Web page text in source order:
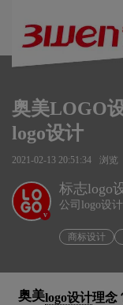
奥美LOGO
logo设计
2021-02-13 20:51:34 浏览
v
标志logo
公司logo设
商标设计
奥美logo设计理念